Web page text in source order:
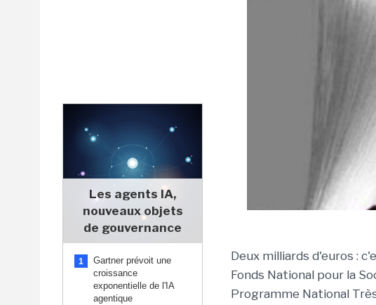
Les agents IA,
nouveaux objets
de gouvernance
1
Gartner prévoit une
croissance
exponentielle de l'IA
agentique
Deux milliards d'euros :
Fonds National pour la
Programme National